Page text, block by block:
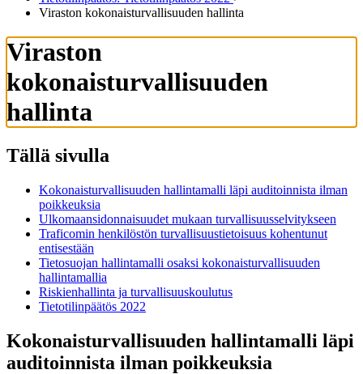
Viraston kokonaisturvallisuuden hallinta
Viraston
kokonaisturvallisuuden
hallinta
Tällä sivulla
Kokonaisturvallisuuden hallintamalli läpi auditoinnista ilman
poikkeuksia
Ulkomaansidonnaisuudet mukaan turvallisuusselvitykseen
Traficomin henkilöstön turvallisuustietoisuus kohentunut
entisestään
Tietosuojan hallintamalli osaksi kokonaisturvallisuuden
hallintamallia
Riskienhallinta ja turvallisuuskoulutus
Tietotilinpäätös 2022
Kokonaisturvallisuuden hallintamalli läpi
auditoinnista ilman poikkeuksia